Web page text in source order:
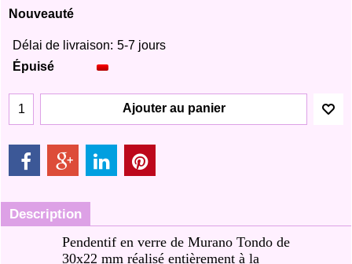
Nouveauté
Délai de livraison: 5-7 jours
Épuisé
Ajouter au panier
Description
Pendentif en verre de Murano Tondo de
30x22 mm réalisé entièrement à la